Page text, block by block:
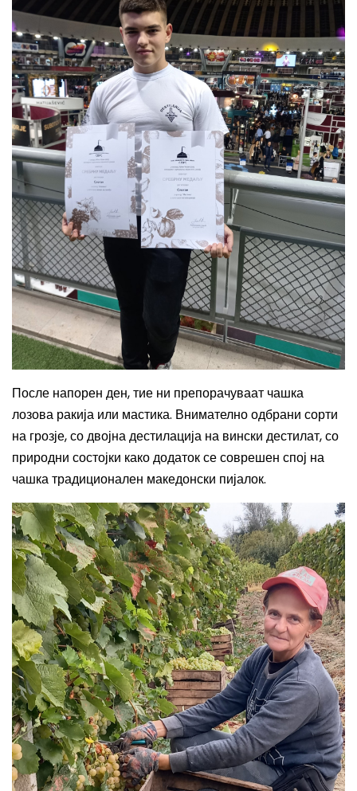
После напорен ден, тие ни препорачуваат чашка
лозова ракија или мастика. Внимателно одбрани сорти
на грозје, со двојна дестилација на вински дестилат, со
природни состојки како додаток се соврешен спој на
чашка традиционален македонски пијалок.